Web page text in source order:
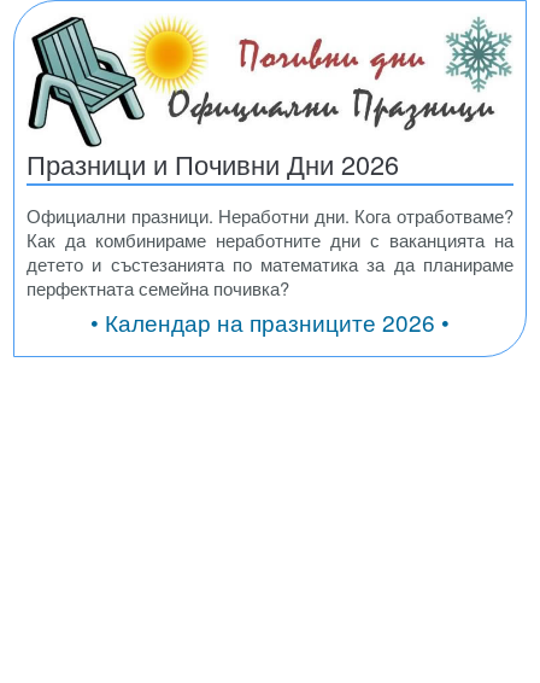
Празници и Почивни Дни 2026
Официални празници. Неработни дни. Кога отработваме?
Как да комбинираме неработните дни с ваканцията на
детето и състезанията по математика за да планираме
перфектната семейна почивка?
• Календар на празниците 2026 •